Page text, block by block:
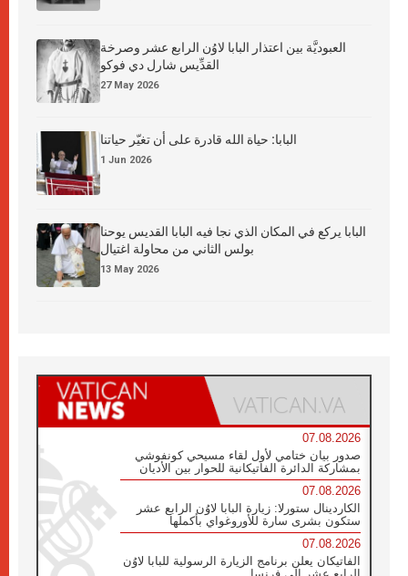
العبوديَّة بين اعتذار البابا لاوُن الرابع عشر وصرخة
القدِّيس شارل دي فوكو
27 May 2026
البابا: حياة الله قادرة على أن تغيّر حياتنا
1 Jun 2026
البابا يركع في المكان الذي نجا فيه البابا القديس يوحنا
بولس الثاني من محاولة اغتيال
13 May 2026
07.08.2026
صدور بيان ختامي لأول لقاء مسيحي كونفوشي
بمشاركة الدائرة الفاتيكانية للحوار بين الأديان
07.08.2026
الكاردينال ستورلا: زيارة البابا لاوُن الرابع عشر
ستكون بشرى سارة للأوروغواي بأكملها
07.08.2026
الفاتيكان يعلن برنامج الزيارة الرسولية للبابا لاوُن